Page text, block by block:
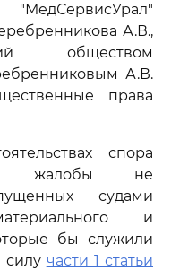
А.В.,
обществом
А.В.
права
спора
жалобы не
судами
и
бы служили
силу части 1 статьи